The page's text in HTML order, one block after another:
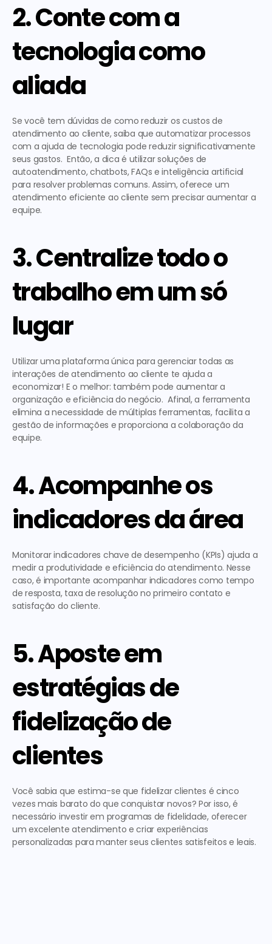
2. Conte com a
tecnologia como
aliada
Se você tem dúvidas de como reduzir os custos de
atendimento ao cliente, saiba que automatizar processos
com a ajuda de tecnologia pode reduzir significativamente
seus gastos.  Então, a dica é utilizar soluções de
autoatendimento, chatbots, FAQs e inteligência artificial
atendimento eficiente ao cliente sem precisar aumentar a
equipe.
3. Centralize todo o
trabalho em um só
lugar
Utilizar uma plataforma única para gerenciar todas as
interações de atendimento ao cliente te ajuda a
economizar! E o melhor: também pode aumentar a
organização e eficiência do negócio.  Afinal, a ferramenta
elimina a necessidade de múltiplas ferramentas, facilita a
gestão de informações e proporciona a colaboração da
equipe.
4. Acompanhe os
indicadores da área
Monitorar indicadores chave de desempenho (KPIs) ajuda a
medir a produtividade e eficiência do atendimento. Nesse
caso, é importante acompanhar indicadores como tempo
de resposta, taxa de resolução no primeiro contato e
satisfação do cliente.
5. Aposte em
estratégias de
fidelização de
clientes
Você sabia que estima-se que fidelizar clientes é cinco
vezes mais barato do que conquistar novos? Por isso, é
necessário investir em programas de fidelidade, oferecer
um excelente atendimento e criar experiências
personalizadas para manter seus clientes satisfeitos e leais.